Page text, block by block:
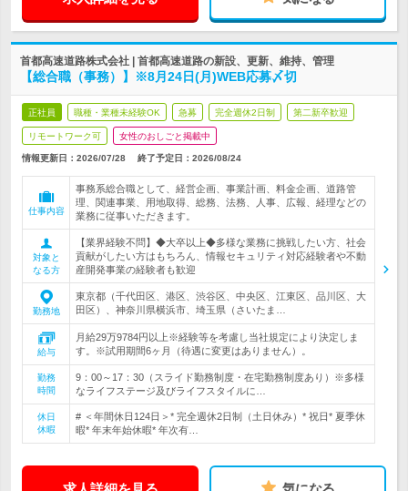
首都高速道路株式会社 | 首都高速道路の新設、更新、維持、管理
【総合職（事務）】※8月24日(月)WEB応募〆切
正社員 職種・業種未経験OK 急募 完全週休2日制 第二新卒歓迎
リモートワーク可 女性のおしごと掲載中
情報更新日：2026/07/28 終了予定日： 2026/08/24
仕事内容
事務系総合職として、経営企画、事業計画、料金企画、道路管
理、関連事業、用地取得、総務、法務、人事、広報、経理などの
業務に従事いただきます。
対象と
なる方
【業界経験不問】◆大卒以上◆多様な業務に挑戦したい方、社会
貢献がしたい方はもちろん、情報セキュリティ対応経験者や不動
産開発事業の経験者も歓迎
勤務地
東京都（千代田区、港区、渋谷区、中央区、江東区、品川区、大
田区）、神奈川県横浜市、埼玉県（さいたま…
給与
月給29万9784円以上※経験等を考慮し当社規定により決定しま
す。※試用期間6ヶ月（待遇に変更はありません）。
勤務
時間
9：00～17：30（スライド勤務制度・在宅勤務制度あり）※多様
なライフステージ及びライフスタイルに…
休日
休暇
# ＜年間休日124日＞* 完全週休2日制（土日休み）* 祝日* 夏季休
暇* 年末年始休暇* 年次有…